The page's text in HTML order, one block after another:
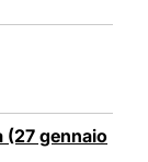
(27 gennaio